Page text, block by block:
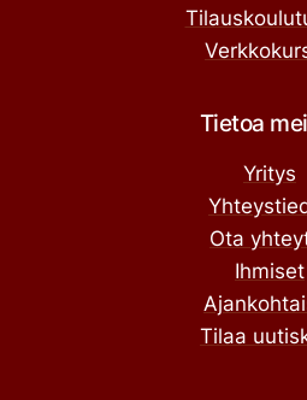
Tietoa
Yritys
Ota
Ihmiset
Tilaa